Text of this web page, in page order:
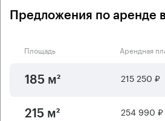
Предложения по аренде
Площадь Арендная
185 м² 215 250 ₽
215 м² 254 990 ₽